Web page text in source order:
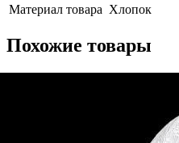
Материал товара Хлопок
Похожие товары